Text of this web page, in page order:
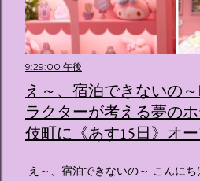
9:29:00 午後
え～、宿泊できないの
ラクターが考える夢の
伎町に《あす15日》オ
え～、宿泊できないの～ こんに